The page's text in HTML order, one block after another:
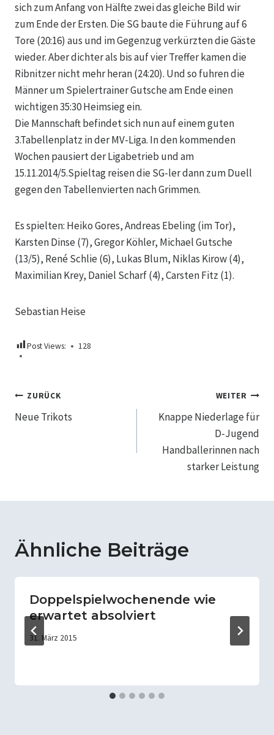
sich zum Anfang von Hälfte zwei das gleiche Bild wir
zum Ende der Ersten. Die SG baute die Führung auf 6
Tore (20:16) aus und im Gegenzug verkürzten die Gäste
wieder. Aber dichter als bis auf vier Treffer kamen die
Ribnitzer nicht mehr heran (24:20). Und so fuhren die
Männer um Spielertrainer Gutsche am Ende einen
wichtigen 35:30 Heimsieg ein.
Die Mannschaft befindet sich nun auf einem guten
3.Tabellenplatz in der MV-Liga. In den kommenden
Wochen pausiert der Ligabetrieb und am
15.11.2014/5.Spieltag reisen die SG-ler dann zum Duell
gegen den Tabellenvierten nach Grimmen.
Es spielten: Heiko Gores, Andreas Ebeling (im Tor),
Karsten Dinse (7), Gregor Köhler, Michael Gutsche
(13/5), René Schlie (6), Lukas Blum, Niklas Kirow (4),
Maximilian Krey, Daniel Scharf (4), Carsten Fitz (1).
Sebastian Heise
Post Views: 128
Beitragsnavigation
ZURÜCK
Neue Trikots
WEITER
Knappe Niederlage für
D-Jugend
Handballerinnen nach
starker Leistung
Ähnliche Beiträge
Doppelspielwochenende wie
erwartet absolviert
31. März 2015